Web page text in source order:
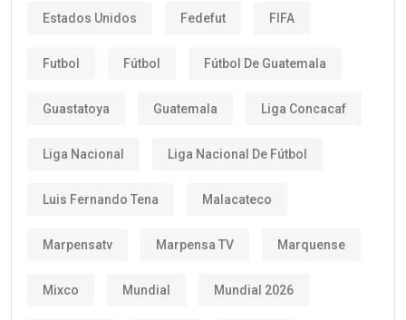
Estados Unidos Fedefut FIFA
Futbol Fútbol Fútbol De Guatemala
Guastatoya Guatemala Liga Concacaf
Liga Nacional Liga Nacional De Fútbol
Luis Fernando Tena Malacateco
Marpensatv Marpensa TV Marquense
Mixco Mundial Mundial 2026